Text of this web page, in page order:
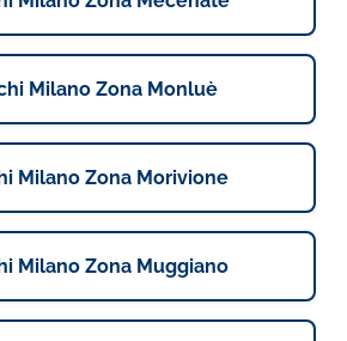
Milano Zona Monluè
Milano Zona Morivione
Milano Zona Muggiano